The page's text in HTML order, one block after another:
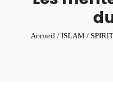
Accueil/ ISLAM /